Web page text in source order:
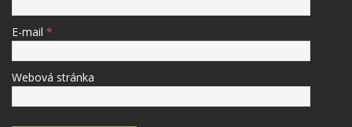
E-mail *
Webová stránka